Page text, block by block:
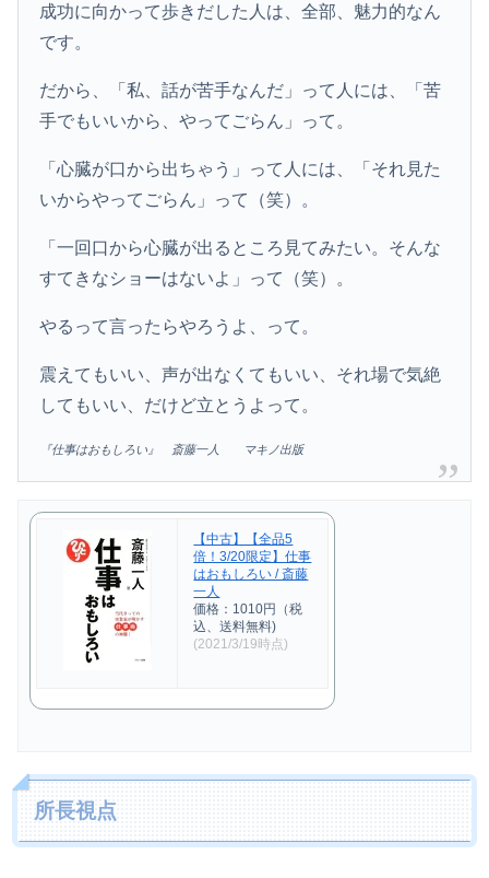
成功に向かって歩きだした人は、全部、魅力的なん
です。
だから、「私、話が苦手なんだ」って人には、「苦
手でもいいから、やってごらん」って。
「心臓が口から出ちゃう」って人には、「それ見た
いからやってごらん」って（笑）。
「一回口から心臓が出るところ見てみたい。そんな
すてきなショーはないよ」って（笑）。
やるって言ったらやろうよ、って。
震えてもいい、声が出なくてもいい、それ場で気絶
してもいい、だけど立とうよって。
『仕事はおもしろい』 斎藤一人 マキノ出版
【中古】【全品5
倍！3/20限定】仕事
はおもしろい / 斎藤
一人
価格：1010円（税
込、送料無料)
(2021/3/19時点)
所長視点